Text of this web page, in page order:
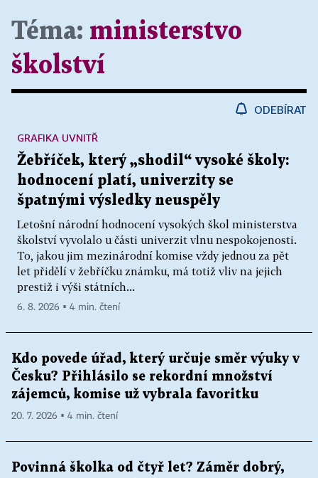
Téma: ministerstvo
školství
ODEBÍRAT
Žebříček, který „shodil“ vysoké školy:
hodnocení platí, univerzity se
špatnými výsledky neuspěly
Letošní národní hodnocení vysokých škol ministerstva
školství vyvolalo u části univerzit vlnu nespokojenosti.
To, jakou jim mezinárodní komise vždy jednou za pět
let přidělí v žebříčku známku, má totiž vliv na jejich
prestiž i výši státních...
GRAFIKA UVNITŘ
6. 8. 2026 ▪ 4 min. čtení
Kdo povede úřad, který určuje směr výuky v
Česku? Přihlásilo se rekordní množství
zájemců, komise už vybrala favoritku
20. 7. 2026 ▪ 4 min. čtení
Povinná školka od čtyř let? Záměr dobrý,